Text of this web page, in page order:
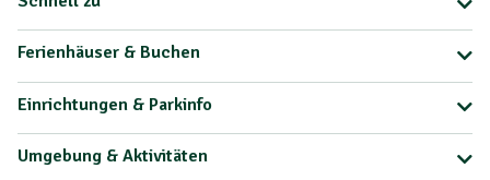
Ferienhäuser & Buchen
Einrichtungen & Parkinfo
Umgebung & Aktivitäten